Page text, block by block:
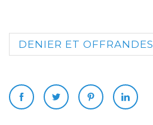
DENIER ET OFFRANDES